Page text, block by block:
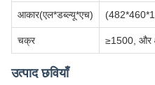
आकार(एल*डब्ल्यू*एच)
चक्र ≥1500, और
उत्पाद छवियाँ